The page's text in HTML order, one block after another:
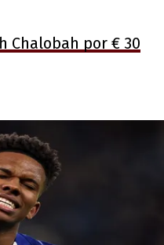
Chalobah por € 30